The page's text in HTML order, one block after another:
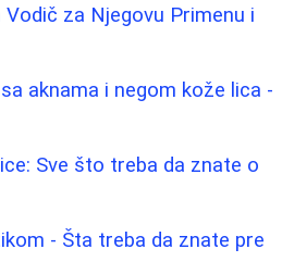
za Njegovu Primenu i
aknama i negom kože lica -
Sve što treba da znate o
- Šta treba da znate pre